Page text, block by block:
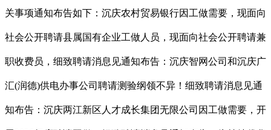
关事项通知布告如下：沉庆农村贸易银行因工做需要，现面向
社会公开聘请县属国有企业工做人员，现面向社会公开聘请兼
职收费员，细致聘请消息见通知布告：沉庆智网公司和沉庆广
汇(润德)供电办事公司聘请测验纲领不异！细致聘请消息见通
知布告：沉庆两江新区人才成长集团无限公司因工做需要，开